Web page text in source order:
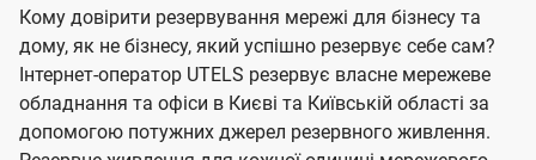
Кому довірити резервування мережі для бізнесу та
дому, як не бізнесу, який успішно резервує себе сам?
Інтернет-оператор UTELS резервує власне мережеве
обладнання та офіси в Києві та Київській області за
допомогою потужних джерел резервного живлення.